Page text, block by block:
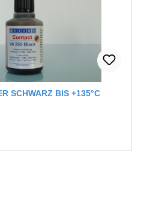
SCHWARZ BIS +135°C